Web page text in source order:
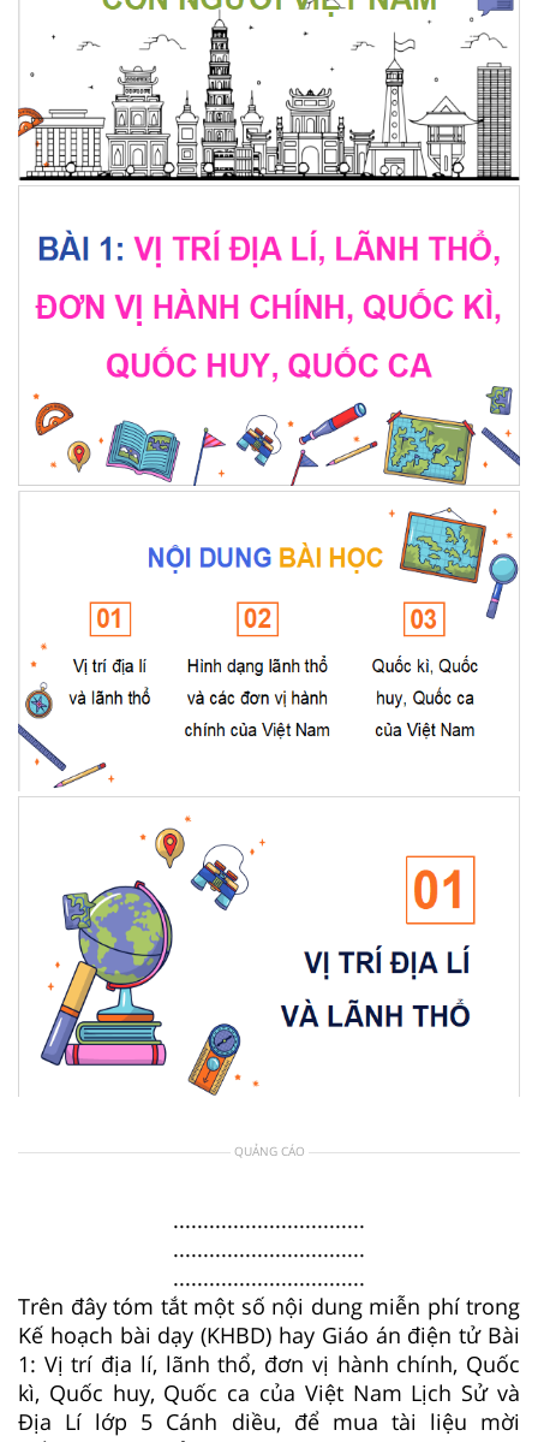
QUẢNG CÁO
................................
................................
................................
Trên đây tóm tắt một số nội dung miễn phí trong
Kế hoạch bài dạy (KHBD) hay Giáo án điện tử Bài
1: Vị trí địa lí, lãnh thổ, đơn vị hành chính, Quốc
kì, Quốc huy, Quốc ca của Việt Nam Lịch Sử và
Địa Lí lớp 5 Cánh diều, để mua tài liệu mời